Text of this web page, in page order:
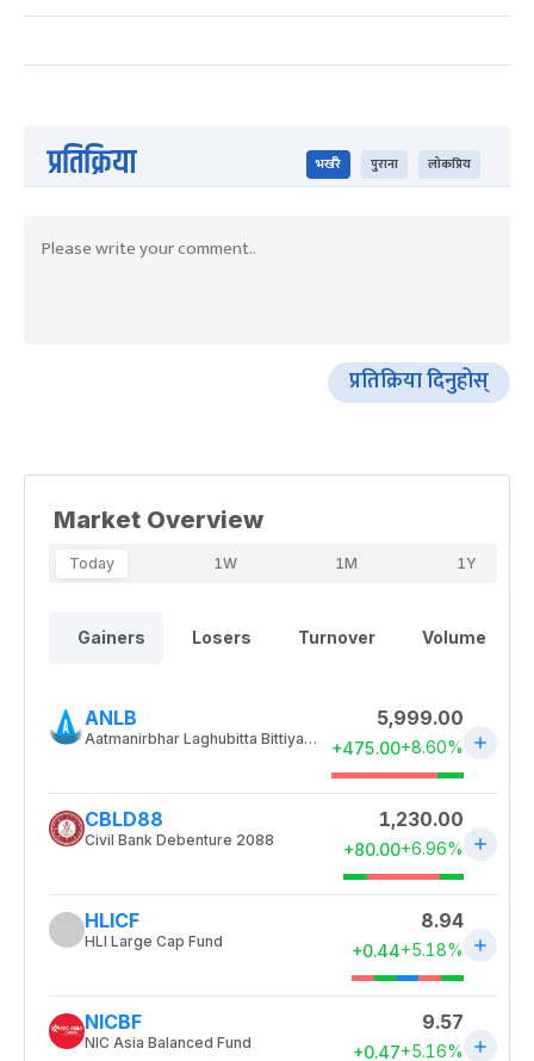
प्रतिक्रिया भर्खरै पुराना लोकप्रिय
प्रतिक्रिया दिनुहोस्